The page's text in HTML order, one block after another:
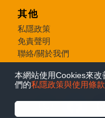
本網站使用Cookies來
們的私隱政策與使用條款
其他
私隱政策
免責聲明
聯絡/關於我們
© 2026 e-zone. All